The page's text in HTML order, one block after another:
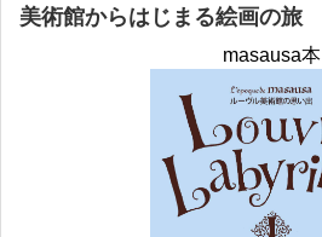
美術館からはじまる絵画の旅
masausa本